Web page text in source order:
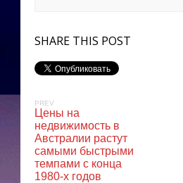
SHARE THIS POST
PREV
Цены на
недвижимость в
Австралии растут
самыми быстрыми
темпами с конца
1980-х годов